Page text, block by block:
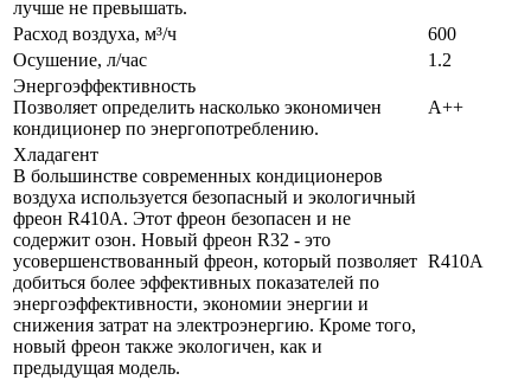
лучше не превышать.
Расход воздуха, м³/ч
600
Осушение, л/час
1.2
Энергоэффективность
Позволяет определить насколько экономичен
кондиционер по энергопотреблению.
A++
Хладагент
В большинстве современных кондиционеров
воздуха используется безопасный и экологичный
фреон R410A. Этот фреон безопасен и не
содержит озон. Новый фреон R32 - это
усовершенствованный фреон, который позволяет
добиться более эффективных показателей по
энергоэффективности, экономии энергии и
снижения затрат на электроэнергию. Кроме того,
новый фреон также экологичен, как и
предыдущая модель.
R410A